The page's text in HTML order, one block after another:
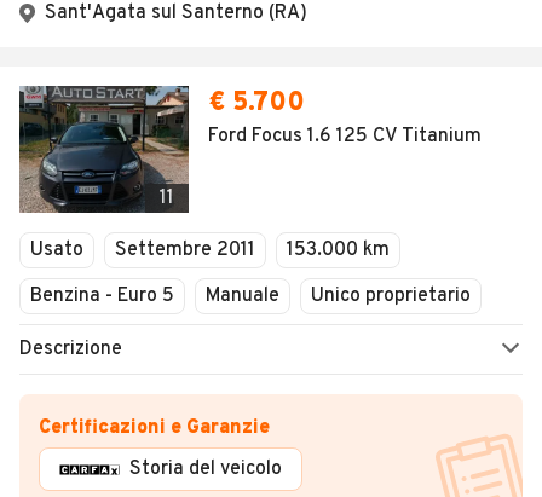
Sant'Agata sul Santerno (RA)
11
€ 5.700
Ford Focus 1.6 125 CV Titanium
Usato Settembre 2011
153.000 km
Benzina - Euro 5
Manuale Unico proprietario
Descrizione
Certificazioni e Garanzie
Storia del veicolo